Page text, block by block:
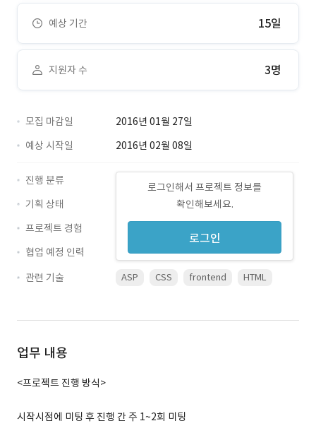
예상 기간 15일
지원자 수 3명
모집 마감일
2016년 01월 27일
예상 시작일
2016년 02월 08일
로그인해서 프로젝트 정보를
확인해보세요.
로그인
진행 분류
기획 상태
프로젝트 경험
협업 예정 인력
관련 기술
ASP CSS frontend HTML
업무 내용
<프로젝트 진행 방식>
시작시점에 미팅 후 진행 간 주 1~2회 미팅